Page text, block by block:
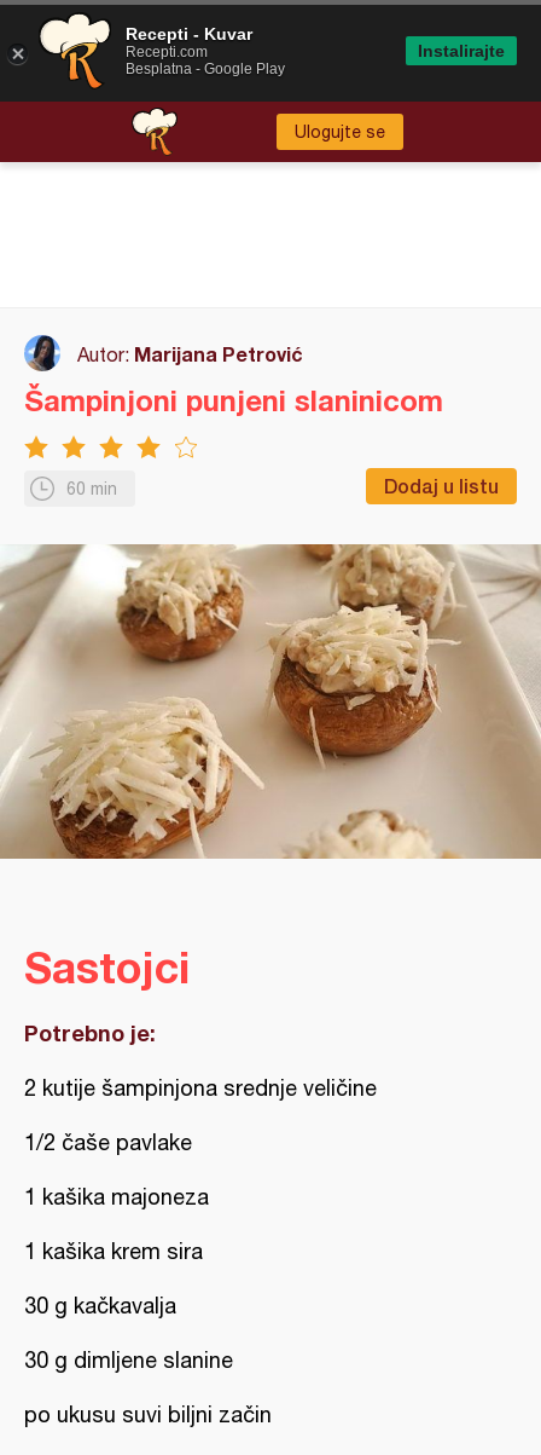
Ulogujte se
Autor: Marijana Petrović
60 min Dodaj u listu
Šampinjoni punjeni slaninicom
Sastojci
Potrebno je:
2 kutije šampinjona srednje veličine
1/2 čaše pavlake
1 kašika majoneza
1 kašika krem sira
30 g kačkavalja
30 g dimljene slanine
po ukusu suvi biljni začin
Recepti - Kuvar
Recepti.com
Besplatna - Google Play
Instalirajte